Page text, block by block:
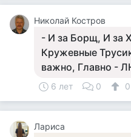
Николай Костров
- И за Борщ, И за
Кружевные
важно, Главно -
6 лет 0 0
Лариса